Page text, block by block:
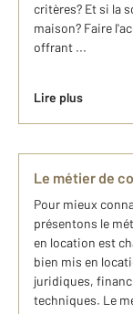
critères? Et si la
maison? Faire
offrant ...
Lire plus
Le métier de
Pour mieux
présentons le
en location est
bien mis en
juridiques,
techniques. Le